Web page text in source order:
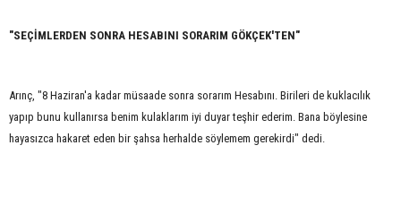
"SEÇİMLERDEN SONRA HESABINI SORARIM GÖKÇEK'TEN"
Arınç, "8 Haziran'a kadar müsaade sonra sorarım Hesabını. Birileri de kuklacılık
yapıp bunu kullanırsa benim kulaklarım iyi duyar teşhir ederim. Bana böylesine
hayasızca hakaret eden bir şahsa herhalde söylemem gerekirdi" dedi.